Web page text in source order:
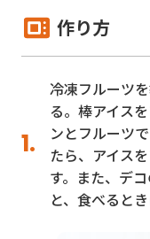
作り方
冷凍フルーツ
る。棒アイス
ンとフルーツ
たら、アイス
す。また、デ
と、食べると